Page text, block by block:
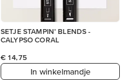
SETJE STAMPIN’ BLENDS -
CALYPSO CORAL
€ 14,75
In winkelmandje